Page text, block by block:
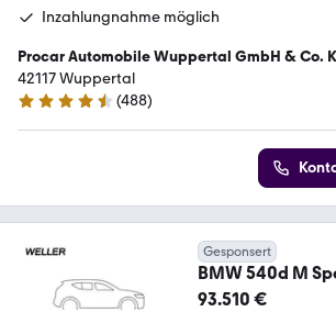
Inzahlungnahme möglich
Procar Automobile Wuppertal GmbH & Co.
42117 Wuppertal
4.5 Sterne
(488)
Gesponsert
BMW 540d M
Shadowl.HUD
93.510 €